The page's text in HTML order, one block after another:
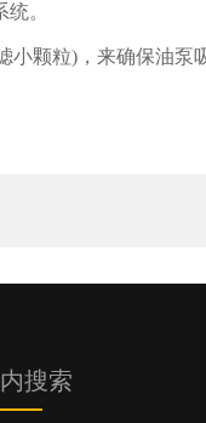
。
颗粒)，来确保油泵
搜索